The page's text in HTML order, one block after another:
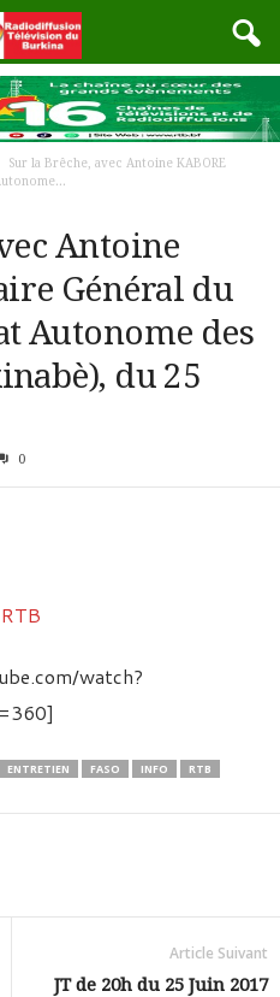
Sur la Brêche, avec Antoine KABORE
Antoine
Général du
Autonome des
du 25
0
watch?
ENTRETIEN FASO INFO
RTB
Article Suivant
JT de 20h du 25 Juin 2017